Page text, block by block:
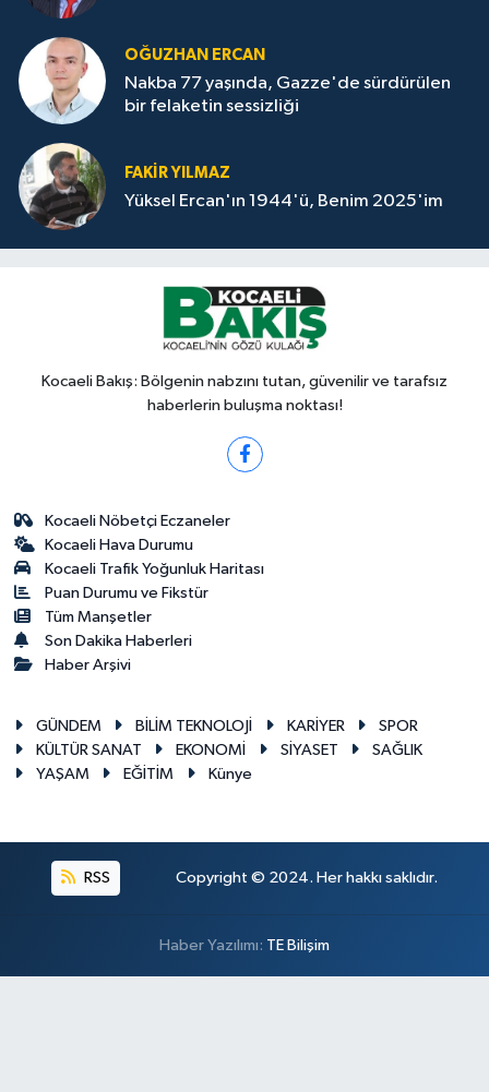
OĞUZHAN ERCAN
Nakba 77 yaşında, Gazze'de sürdürülen
bir felaketin sessizliği
FAKİR YILMAZ
Yüksel Ercan'ın 1944'ü, Benim 2025'im
Kocaeli Bakış: Bölgenin nabzını tutan, güvenilir ve tarafsız
haberlerin buluşma noktası!
Kocaeli Nöbetçi Eczaneler
Kocaeli Hava Durumu
Kocaeli Trafik Yoğunluk Haritası
Puan Durumu ve Fikstür
Tüm Manşetler
Son Dakika Haberleri
Haber Arşivi
GÜNDEM BİLİM TEKNOLOJİ KARİYER
SPOR
KÜLTÜR SANAT
EKONOMİ SİYASET
SAĞLIK
YAŞAM
EĞİTİM Künye
RSS Copyright © 2024. Her hakkı saklıdır.
Haber Yazılımı: TE Bilişim